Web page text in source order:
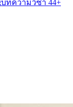
บทความวีซ่า 44+